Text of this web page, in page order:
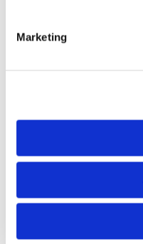
Marketing